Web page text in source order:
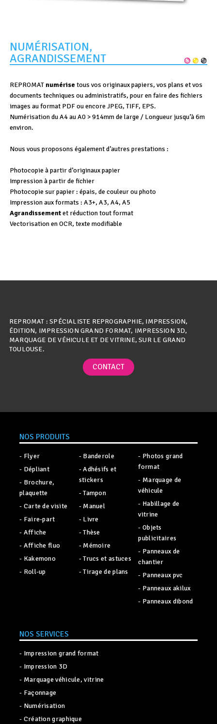
NUMÉRISATION,
AGRANDISSEMENT
REPROMAT numérise tous vos originaux papiers, vos plans et vos
documents techniques ou administratifs, pour en faire des fichiers
images au format PDF ou encore JPEG, TIFF, EPS.
Numérisation du A4 au A0 > 914mm de large / Longueur jusqu’à 6m
environ.
Nous vous proposons également d’autres prestations :
Photocopie à partir d’originaux papier
Impression à partir de fichier
Photocopie sur papier : épais, de couleur ou photo
Impression aux formats : A3+, A3, A4, A5
Agrandissementet réduction tout format
Vectorisation en OCR, texte modifiable
REPROMAT : SPÉCIALISTE REPROGRAPHIE, IMPRESSION,
ÉDITION, IMPRESSION GRAND FORMAT, IMPRESSION 3D,
MARQUAGE DE VÉHICULE ET DE VITRINE, SUR LE GRAND
TOULOUSE.
CONTACT
NOS PRODUITS
- Flyer
- Dépliant
- Brochure,
plaquette
- Carte de visite
- Faire-part
- Affiche
- Affiche fluo
- Kakemono
- Roll-up
- Banderole
- Adhésifs et
stickers
- Tampon
- Manuel
- Livre
- Thèse
- Mémoire
- Trucs et astuces
- Tirage de plans
- Photos grand
format
- Marquage de
véhicule
- Habillage de
vitrine
- Objets
publicitaires
- Panneaux de
chantier
- Panneaux pvc
- Panneaux akilux
- Panneaux dibond
NOS SERVICES
- Impression grand format
- Impression 3D
- Marquage véhicule, vitrine
- Façonnage
- Numérisation
- Création graphique
05 61 23 64 12